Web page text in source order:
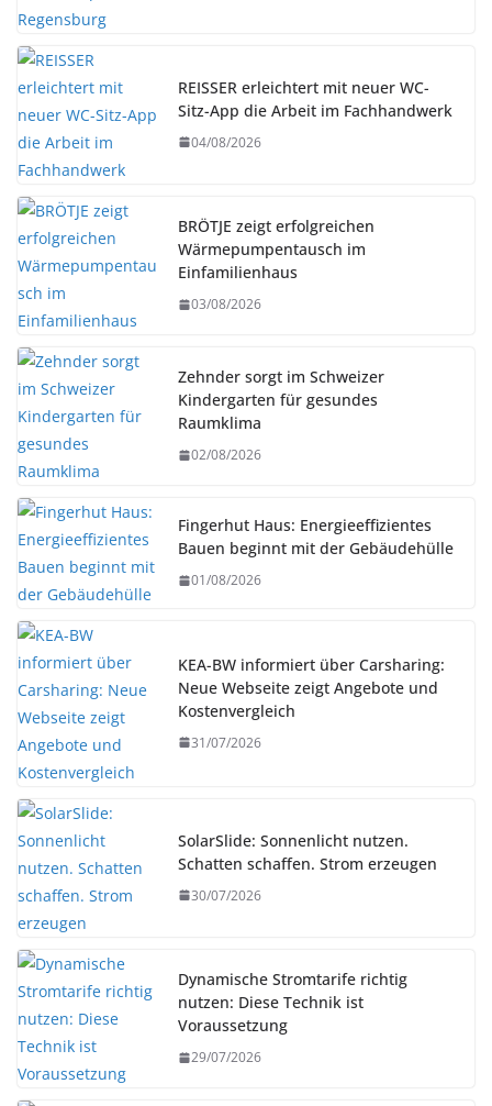
REISSER erleichtert mit neuer WC-
Sitz-App die Arbeit im Fachhandwerk
04/08/2026
BRÖTJE zeigt erfolgreichen
Wärmepumpentausch im
Einfamilienhaus
03/08/2026
Zehnder sorgt im Schweizer
Kindergarten für gesundes
Raumklima
02/08/2026
Fingerhut Haus: Energieeffizientes
Bauen beginnt mit der Gebäudehülle
01/08/2026
KEA-BW informiert über Carsharing:
Neue Webseite zeigt Angebote und
Kostenvergleich
31/07/2026
SolarSlide: Sonnenlicht nutzen.
Schatten schaffen. Strom erzeugen
30/07/2026
Dynamische Stromtarife richtig
nutzen: Diese Technik ist
Voraussetzung
29/07/2026